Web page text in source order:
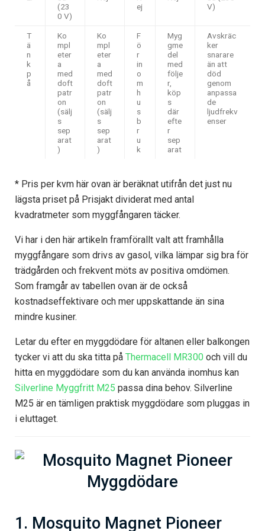
(23
0 V)
ej
V)
T
ä
n
k
p
å
Ko
mpl
eter
a
med
doft
patr
on
(sälj
s
sep
arat
)
Ko
mpl
eter
a
med
doft
patr
on
(sälj
s
sep
arat
)
F
ö
r
in
o
m
h
u
s
b
r
u
k
Myg
gme
del
med
följe
r,
köp
s
där
efte
r
sep
arat
Avskräc
ker
snarare
än att
död
genom
anpassa
de
ljudfrekv
enser
* Pris per kvm här ovan är beräknat utifrån det just nu
lägsta priset på Prisjakt dividerat med antal
kvadratmeter som myggfångaren täcker.
Vi har i den här artikeln framförallt valt att framhålla
myggfångare som drivs av gasol, vilka lämpar sig bra för
trädgården och frekvent möts av positiva omdömen.
Som framgår av tabellen ovan är de också
kostnadseffektivare och mer uppskattande än sina
mindre kusiner.
Letar du efter en myggdödare för altanen eller balkongen
tycker vi att du ska titta på Thermacell MR300 och vill du
hitta en myggdödare som du kan använda inomhus kan
Silverline Myggfritt M25 passa dina behov. Silverline
M25 är en tämligen praktisk myggdödare som pluggas in
i eluttaget.
1. Mosquito Magnet Pioneer